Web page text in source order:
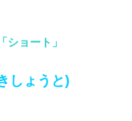
ショート」
しょうと)